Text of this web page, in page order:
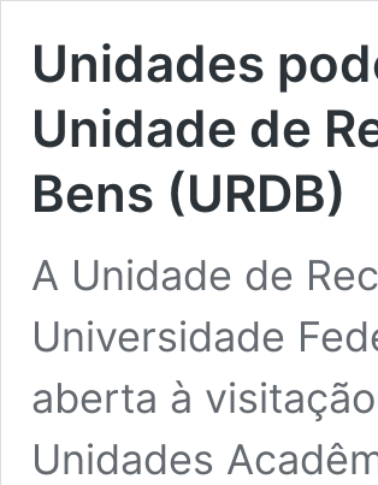
Unidades
Unidade de
Bens (URDB)
A Unidade de
Universidade
aberta à
Unidades